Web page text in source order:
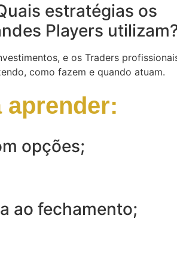
estratégias os
Players
e os Traders
como fazem e quando atuam.
aprender:
opções;
ao fechamento;